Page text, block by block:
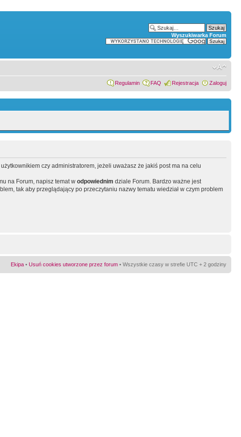
Wyszukiwarka Forum
Regulamin FAQ Rejestracja Zaloguj
czy administratorem, jeżeli uważasz że jakiś post ma na celu
na Forum, napisz temat w odpowiednim dziale Forum. Bardzo ważne jest
tak aby przeglądający po przeczytaniu nazwy tematu wiedział w czym problem
Ekipa • Usuń cookies utworzone przez forum • Wszystkie czasy w strefie UTC + 2 godziny